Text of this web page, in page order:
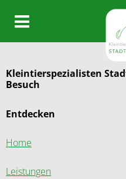
Entdecken
Home
Leistungen
Kleintierspezialisten
Besuch